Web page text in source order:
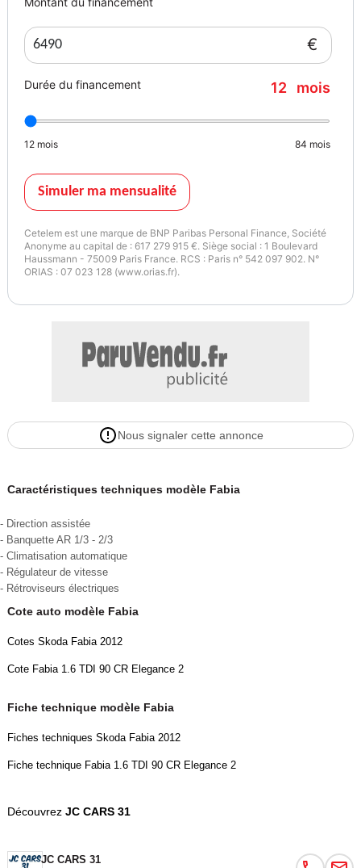
€
Durée du financement 12 mois
12 mois 84 mois
Simuler ma mensualité
Cetelem est une marque de BNP Paribas Personal Finance, Société
Anonyme au capital de : 617 279 915 €. Siège social : 1 Boulevard
Haussmann - 75009 Paris France. RCS : Paris n° 542 097 902. N°
ORIAS : 07 023 128 (www.orias.fr).
Nous signaler cette annonce
Caractéristiques techniques modèle Fabia
- Direction assistée
- Banquette AR 1/3 - 2/3
- Climatisation automatique
- Régulateur de vitesse
- Rétroviseurs électriques
Cote auto modèle Fabia
Cotes Skoda Fabia 2012
Cote Fabia 1.6 TDI 90 CR Elegance 2
Fiche technique modèle Fabia
Fiches techniques Skoda Fabia 2012
Fiche technique Fabia 1.6 TDI 90 CR Elegance 2
Découvrez JC CARS 31
JC CARS 31